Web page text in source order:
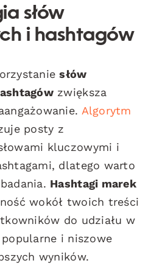
słów
i hashtagów
słów
zwiększa
Algorytm
posty z
kluczowymi i
dlatego warto
Hashtagi marek
wokół twoich treści
do udziału w
i niszowe
wyników.